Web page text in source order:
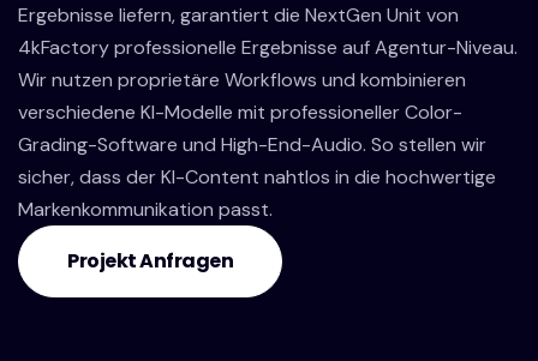
Ergebnisse liefern, garantiert die NextGen Unit von
4kFactory professionelle Ergebnisse auf Agentur-Niveau.
Wir nutzen proprietäre Workflows und kombinieren
verschiedene KI-Modelle mit professioneller Color-
Grading-Software und High-End-Audio. So stellen wir
sicher, dass der KI-Content nahtlos in die hochwertige
Markenkommunikation passt.
Projekt Anfragen